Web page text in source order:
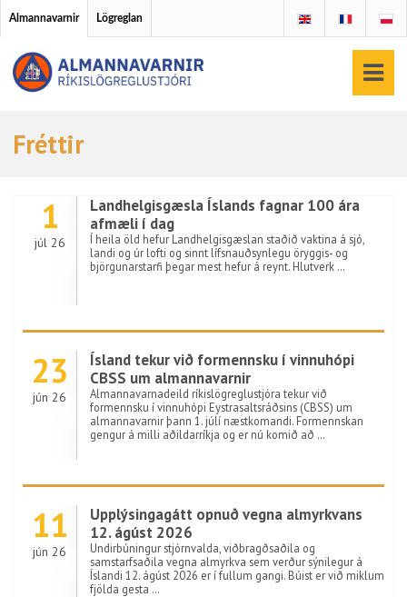
Almannavarnir Lögreglan
Fréttir
1
júl 26
Landhelgisgæsla Íslands fagnar 100 ára
afmæli í dag
Í heila öld hefur Landhelgisgæslan staðið vaktina á sjó,
landi og úr lofti og sinnt lífsnauðsynlegu öryggis- og
björgunarstarfi þegar mest hefur á reynt. Hlutverk …
23
jún 26
Ísland tekur við formennsku í vinnuhópi
CBSS um almannavarnir
Almannavarnadeild ríkislögreglustjóra tekur við
formennsku í vinnuhópi Eystrasaltsráðsins (CBSS) um
almannavarnir þann 1. júlí næstkomandi. Formennskan
gengur á milli aðildarríkja og er nú komið að …
11
jún 26
Upplýsingagátt opnuð vegna almyrkvans
12. ágúst 2026
Undirbúningur stjórnvalda, viðbragðsaðila og
samstarfsaðila vegna almyrkva sem verður sýnilegur á
Íslandi 12. ágúst 2026 er í fullum gangi. Búist er við miklum
fjölda gesta …